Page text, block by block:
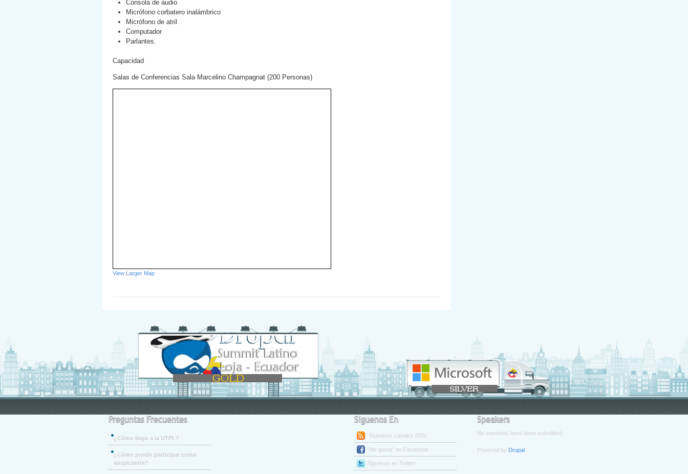
Consola de audio
Micrófono corbatero inalámbrico
Micrófono de atril
Computador
Parlantes.
Capacidad
Salas de Conferencias Sala Marcelino Champagnat (200 Personas)
View Larger Map
Preguntas Frecuentes
¿Cómo llego a la UTPL?
¿Cómo puedo participar como
auspiciante?
Siguenos En
Nuestros canales RSS
"Me gusta" en Facebook
Siguenos en Twitter
Speakers
No sessions have been submitted.
Powered by Drupal